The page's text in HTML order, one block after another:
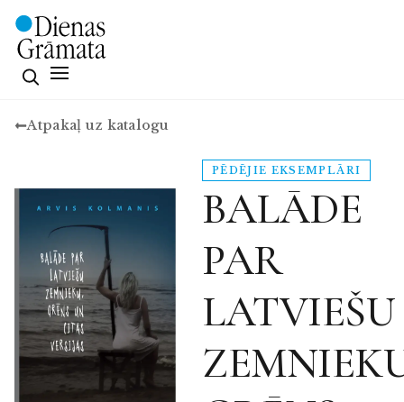
Atpakaļ uz katalogu
PĒDĒJIE EKSEMPLĀRI
BALĀDE
PAR
LATVIEŠU